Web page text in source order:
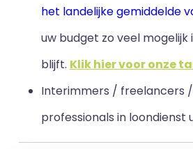
het landelijke gemiddelde
uw budget zo veel mogelijk
blijft. Klik hier voor onze
Interimmers / freelancers
professionals in loondienst